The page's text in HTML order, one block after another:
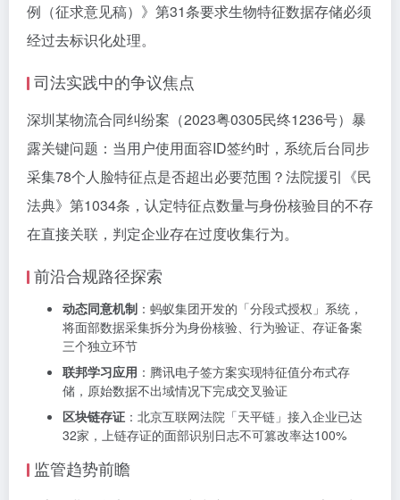
例（征求意见稿）》第31条要求生物特征数据存储必须
经过去标识化处理。
司法实践中的争议焦点
深圳某物流合同纠纷案（2023粤0305民终1236号）暴
露关键问题：当用户使用面容ID签约时，系统后台同步
采集78个人脸特征点是否超出必要范围？法院援引《民
法典》第1034条，认定特征点数量与身份核验目的不存
在直接关联，判定企业存在过度收集行为。
前沿合规路径探索
动态同意机制 ：蚂蚁集团开发的「分段式授权」系统，
将面部数据采集拆分为身份核验、行为验证、存证备案
三个独立环节
联邦学习应用 ：腾讯电子签方案实现特征值分布式存
储，原始数据不出域情况下完成交叉验证
区块链存证 ：北京互联网法院「天平链」接入企业已达
32家，上链存证的面部识别日志不可篡改率达100%
监管趋势前瞻